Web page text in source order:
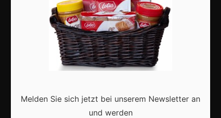
Karneval in Deutschland: Traditionen, Kostüme und
Melden Sie sich jetzt bei unserem Newsletter an
und werden